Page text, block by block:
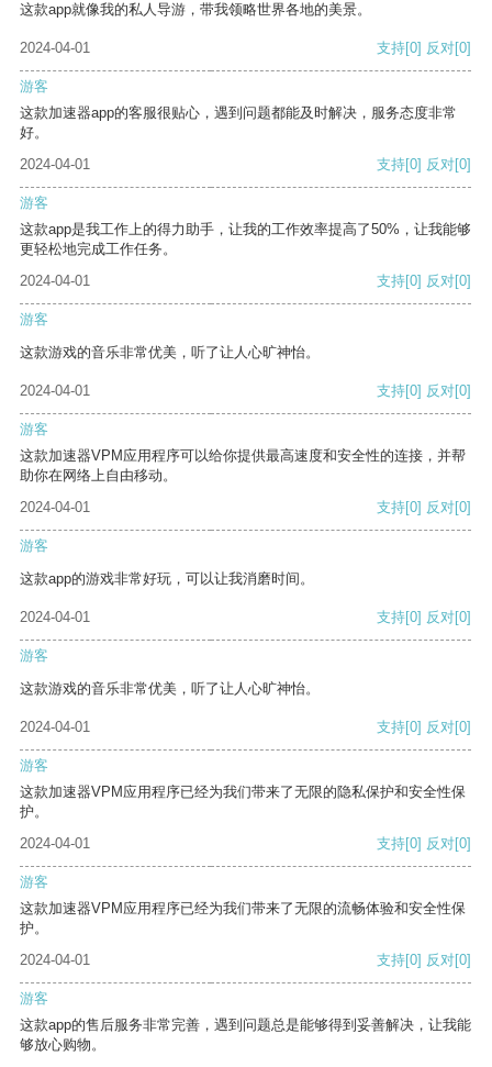
这款app就像我的私人导游，带我领略世界各地的美景。
2024-04-01 支持[0] 反对[0]
游客
这款加速器app的客服很贴心，遇到问题都能及时解决，服务态度非常
好。
2024-04-01
支持[0] 反对[0]
游客
这款app是我工作上的得力助手，让我的工作效率提高了50%，让我能够
更轻松地完成工作任务。
2024-04-01
支持[0] 反对[0]
游客
这款游戏的音乐非常优美，听了让人心旷神怡。
2024-04-01 支持[0] 反对[0]
游客
这款加速器VPM应用程序可以给你提供最高速度和安全性的连接，并帮
助你在网络上自由移动。
2024-04-01
支持[0] 反对[0]
游客
这款app的游戏非常好玩，可以让我消磨时间。
2024-04-01 支持[0] 反对[0]
游客
这款游戏的音乐非常优美，听了让人心旷神怡。
2024-04-01 支持[0] 反对[0]
游客
这款加速器VPM应用程序已经为我们带来了无限的隐私保护和安全性保
护。
2024-04-01
支持[0] 反对[0]
游客
这款加速器VPM应用程序已经为我们带来了无限的流畅体验和安全性保
护。
2024-04-01
支持[0] 反对[0]
游客
这款app的售后服务非常完善，遇到问题总是能够得到妥善解决，让我能
够放心购物。